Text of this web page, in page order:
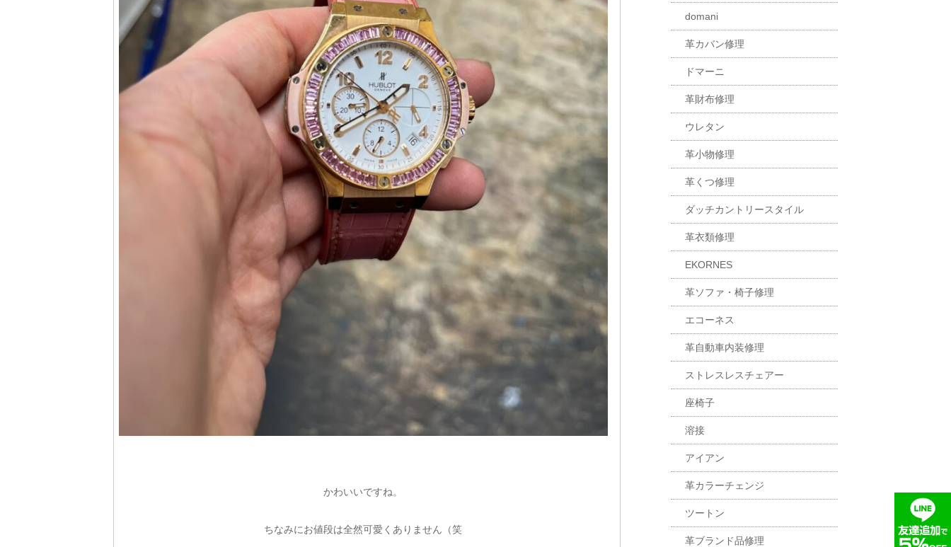
かわいいですね。
ちなみにお値段は全然可愛くありません（笑
domani
革カバン修理
ドマーニ
革財布修理
ウレタン
革小物修理
革くつ修理
ダッチカントリースタイル
革衣類修理
EKORNES
革ソファ・椅子修理
エコーネス
革自動車内装修理
ストレスレスチェアー
座椅子
溶接
アイアン
革カラーチェンジ
ツートン
革ブランド品修理